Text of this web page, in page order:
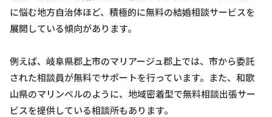
に悩む地方自治体ほど、積極的に無料の結婚相談サービスを
展開している傾向があります。
例えば、岐阜県郡上市のマリアージュ郡上では、市から委託
された相談員が無料でサポートを行っています。また、和歌
山県のマリンベルのように、地域密着型で無料相談出張サー
ビスを提供している相談所もあります。